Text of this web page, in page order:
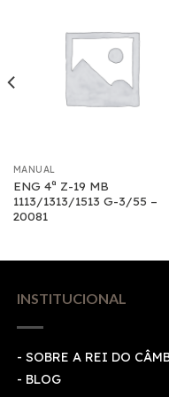
MANUAL
ENG 4ª Z-19 MB
1113/1313/1513 G-3/55 –
20081
INSTITUCIONAL
- SOBRE A REI DO
- BLOG